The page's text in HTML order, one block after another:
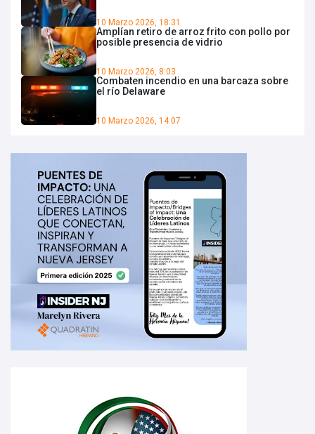
10 Marzo 2026, 18:31
Amplían retiro de arroz frito con pollo por
posible presencia de vidrio
10 Marzo 2026, 8:03
Combaten incendio en una barcaza sobre
el río Delaware
10 Marzo 2026, 14:07